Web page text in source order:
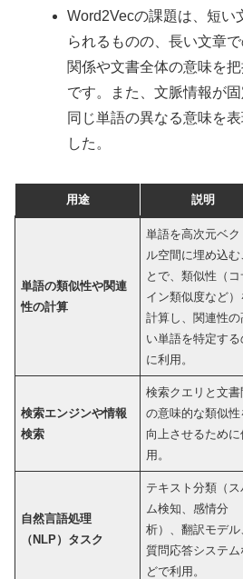
Word2Vecの課題は、短い
られるものの、長い文章
関係や文書全体の意味を
です。また、文脈情報が固
同じ単語の異なる意味を
した。
用途 説明
単語の類似性や関連
性の計算
単語を高次元ベク
ル空間に埋め込む
とで、類似性（コ
イン類似度など）
計算し、関連性の
い単語を特定する
に利用。
検索エンジンや情報
検索
検索クエリと文書
の意味的な類似性
向上させるために
用。
自然言語処理
（NLP）タスク
テキスト分類（ス
ム検知、感情分
析）、翻訳モデル
質問応答システム
どで利用。